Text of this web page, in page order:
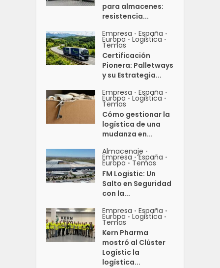
para almacenes:
resistencia...
Empresa • España •
Europa • Logistica •
Temas
Certificación
Pionera: Palletways
y su Estrategia...
Empresa • España •
Europa • Logistica •
Temas
Cómo gestionar la
logística de una
mudanza en...
Almacenaje •
Empresa • España •
Europa • Temas
FM Logistic: Un
Salto en Seguridad
con la...
Empresa • España •
Europa • Logistica •
Temas
Kern Pharma
mostró al Clúster
Logístic la
logística...